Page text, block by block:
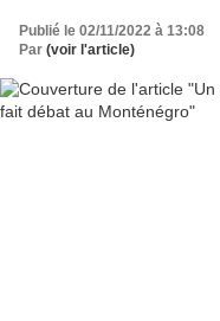
Publié le 02/11/2022 à 13:08
Par (voir l'article)